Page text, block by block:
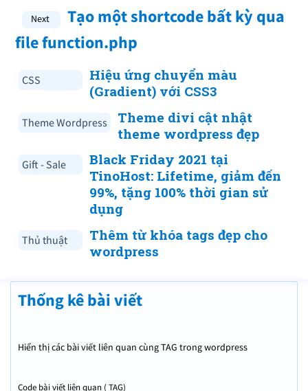
Tạo một shortcode bất kỳ qua
file function.php
CSS
Hiệu ứng chuyển màu
(Gradient) với CSS3
Theme Wordpress
Theme divi cật nhật
theme wordpress đẹp
Gift - Sale
Black Friday 2021 tại
TinoHost: Lifetime, giảm đến
99%, tặng 100% thời gian sử
dụng
Thủ thuật
Thêm từ khóa tags đẹp cho
wordpress
Thống kê bài viết
Hiển thị các bài viết liên quan cùng TAG trong wordpress
Code bài viết liên quan ( TAG)